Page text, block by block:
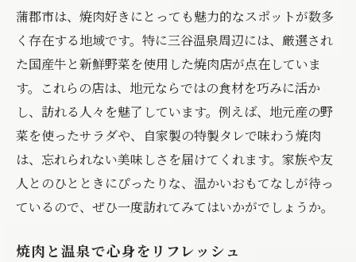
蒲郡市は、焼肉好きにとっても魅力的なスポットが数多
く存在する地域です。特に三谷温泉周辺には、厳選され
た国産牛と新鮮野菜を使用した焼肉店が点在していま
す。これらの店は、地元ならではの食材を巧みに活か
し、訪れる人々を魅了しています。例えば、地元産の野
菜を使ったサラダや、自家製の特製タレで味わう焼肉
は、忘れられない美味しさを届けてくれます。家族や友
人とのひとときにぴったりな、温かいおもてなしが待っ
ているので、ぜひ一度訪れてみてはいかがでしょうか。
焼肉と温泉で心身をリフレッシュ